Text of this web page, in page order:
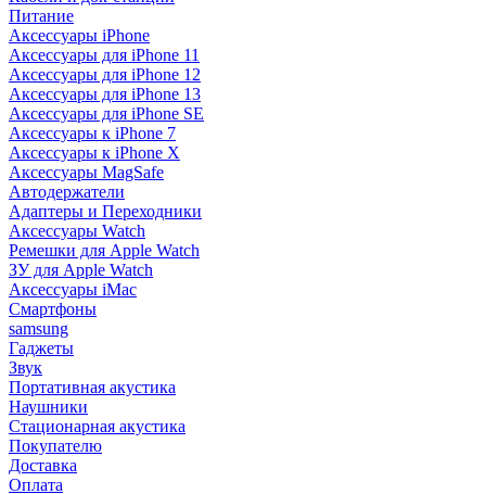
Питание
Аксессуары iPhone
Аксессуары для iPhone 11
Аксессуары для iPhone 12
Аксессуары для iPhone 13
Аксессуары для iPhone SE
Аксессуары к iPhone 7
Аксессуары к iPhone X
Аксессуары MagSafe
Автодержатели
Адаптеры и Переходники
Аксессуары Watch
Ремешки для Apple Watch
ЗУ для Apple Watch
Аксессуары iMac
Смартфоны
samsung
Гаджеты
Звук
Портативная акустика
Наушники
Стационарная акустика
Покупателю
Доставка
Оплата